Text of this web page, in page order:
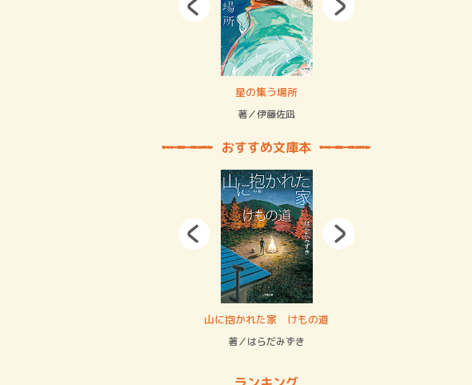
星の集う場所
著／伊藤佐凪
おすすめ文庫本
山に抱かれた家 けもの道
著／はらだみずき